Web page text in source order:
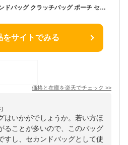
コーチ COACH バッグ セカンドバッグ クラッチバッグ ポーチ セカンドポーチ ブラック 68154QBBK ブランド 人気
をサイトでみる
価格と在庫を楽天でチェック >>
)
はいかがでしょうか。若い方ほ
ることが多いので、このバッグ
すし、セカンドバッグとして使